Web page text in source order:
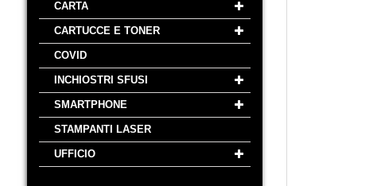
CARTA
CARTUCCE E TONER
COVID
INCHIOSTRI SFUSI
SMARTPHONE
STAMPANTI LASER
UFFICIO